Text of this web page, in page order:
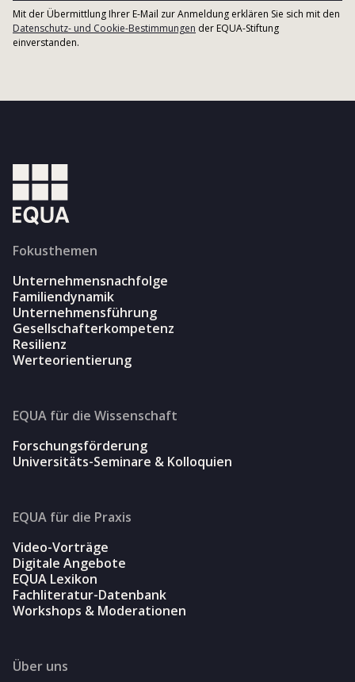
Mit der Übermittlung Ihrer E-Mail zur Anmeldung erklären Sie sich mit den
Datenschutz- und Cookie-Bestimmungen der EQUA-Stiftung
einverstanden.
Fokusthemen
Unternehmensnachfolge
Familiendynamik
Unternehmensführung
Gesellschafterkompetenz
Resilienz
Werteorientierung
EQUA für die Wissenschaft
Forschungsförderung
Universitäts-Seminare & Kolloquien
EQUA für die Praxis
Video-Vorträge
Digitale Angebote
EQUA Lexikon
Fachliteratur-Datenbank
Workshops & Moderationen
Über uns